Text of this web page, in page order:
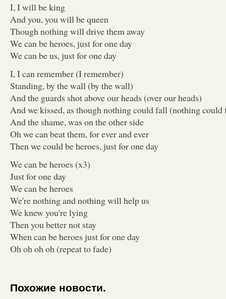
I, I will be king
And you, you will be queen
Though nothing will drive them away
We can be heroes, just for one day
We can be us, just for one day
I, I can remember (I remember)
Standing, by the wall (by the wall)
And the guards shot above our heads (over our heads)
And we kissed, as though nothing could fall (nothing
And the shame, was on the other side
Oh we can beat them, for ever and ever
Then we could be heroes, just for one day
We can be heroes (x3)
Just for one day
We can be heroes
We're nothing and nothing will help us
We knew you're lying
Then you better not stay
When can be heroes just for one day
Oh oh oh oh (repeat to fade)
Похожие новости.